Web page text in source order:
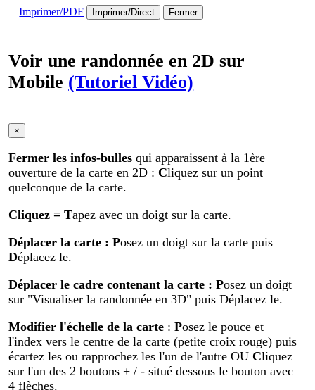
Imprimer/PDF Imprimer/Direct Fermer
Voir une randonnée en 2D sur
Mobile (Tutoriel Vidéo)
×
Fermer les infos-bullesqui apparaissent à la 1ère
ouverture de la carte en 2D :Cliquez sur un point
quelconque de la carte.
Cliquez= Tapez avec un doigt sur la carte.
Déplacer la carte : Posez un doigt sur la carte puis
Déplacez le.
Déplacer le cadre contenant la carte :Posez un doigt
sur "Visualiser la randonnée en 3D" puis Déplacez le.
Modifier l'échelle de la carte :Posez le pouce et
l'index vers le centre de la carte (petite croix rouge) puis
écartez les ou rapprochez les l'un de l'autre OUCliquez
sur l'un des 2 boutons + / - situé dessous le bouton avec
4 flèches.